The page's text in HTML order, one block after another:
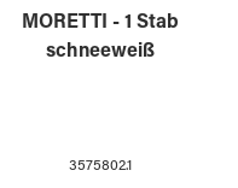
MORETTI - 1 Stab
schneeweiß
3575802.1